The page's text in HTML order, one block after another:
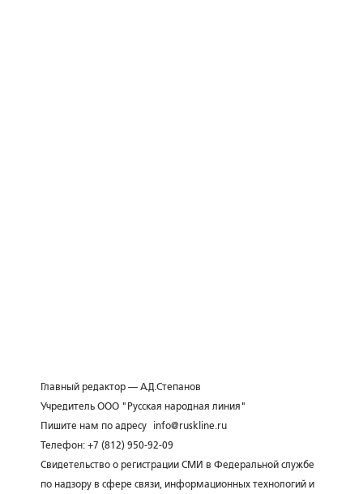
Главный редактор — А.Д.Степанов
Учредитель ООО "Русская народная линия"
Пишите нам по адресу
info@ruskline.ru
Телефон: +7 (812) 950-92-09
Свидетельство о регистрации СМИ в Федеральной службе
по надзору в сфере связи, информационных технологий и